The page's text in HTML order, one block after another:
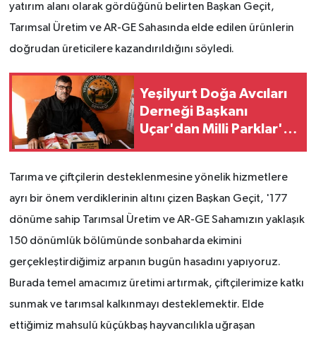
yatırım alanı olarak gördüğünü belirten Başkan Geçit,
Tarımsal Üretim ve AR-GE Sahasında elde edilen ürünlerin
doğrudan üreticilere kazandırıldığını söyledi.
Yeşilyurt Doğa Avcıları
Derneği Başkanı
Uçar'dan Milli Parklar'a
Tarıma ve çiftçilerin desteklenmesine yönelik hizmetlere
ayrı bir önem verdiklerinin altını çizen Başkan Geçit, '177
dönüme sahip Tarımsal Üretim ve AR-GE Sahamızın yaklaşık
150 dönümlük bölümünde sonbaharda ekimini
gerçekleştirdiğimiz arpanın bugün hasadını yapıyoruz.
Burada temel amacımız üretimi artırmak, çiftçilerimize katkı
sunmak ve tarımsal kalkınmayı desteklemektir. Elde
ettiğimiz mahsulü küçükbaş hayvancılıkla uğraşan